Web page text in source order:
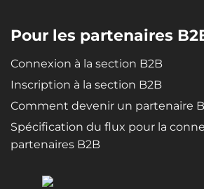
Pour les partenaires
Connexion à la section B2B
Inscription à la section B2B
Comment devenir un partenaire
Spécification du flux pour la
partenaires B2B